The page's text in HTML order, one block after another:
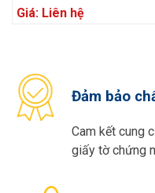
Giá: Liên hệ
Đảm bảo
Cam kết cung
giấy tờ chứng